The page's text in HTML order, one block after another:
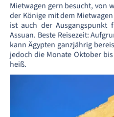
Mietwagen gern besucht, von
der Könige mit dem
ist auch der Ausgangspunkt
Assuan. Beste Reisezeit:
kann Ägypten ganzjährig
jedoch die Monate Oktober
heiß.